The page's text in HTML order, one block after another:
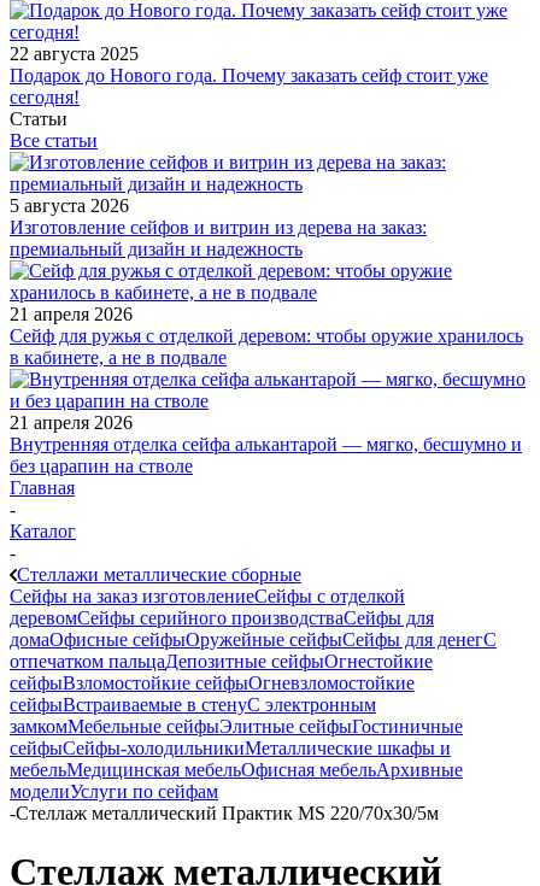
22 августа 2025
Подарок до Нового года. Почему заказать сейф стоит уже
сегодня!
Статьи
Все статьи
5 августа 2026
Изготовление сейфов и витрин из дерева на заказ:
премиальный дизайн и надежность
21 апреля 2026
Сейф для ружья с отделкой деревом: чтобы оружие хранилось
в кабинете, а не в подвале
21 апреля 2026
Внутренняя отделка сейфа алькантарой — мягко, бесшумно и
без царапин на стволе
Главная
-
Каталог
-
Стеллажи металлические сборные
Сейфы на заказ изготовлениеСейфы с отделкой
деревомСейфы серийного производстваСейфы для
домаОфисные сейфыОружейные сейфыСейфы для денегС
отпечатком пальцаДепозитные сейфыОгнестойкие
сейфыВзломостойкие сейфыОгневзломостойкие
сейфыВстраиваемые в стенуС электронным
замкомМебельные сейфыЭлитные сейфыГостиничные
сейфыСейфы-холодильникиМеталлические шкафы и
мебельМедицинская мебельОфисная мебельАрхивные
моделиУслуги по сейфам
-Стеллаж металлический Практик MS 220/70х30/5м
Стеллаж металлический